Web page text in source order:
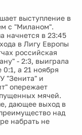
выступление в
с "Миланом".
начнется в 23:45
в Лигу Европы
российская
- 2:3, выиграла
а 21 ноября
"Зенита" и
опережает
мячей.
дающее выход в
над
набрать не